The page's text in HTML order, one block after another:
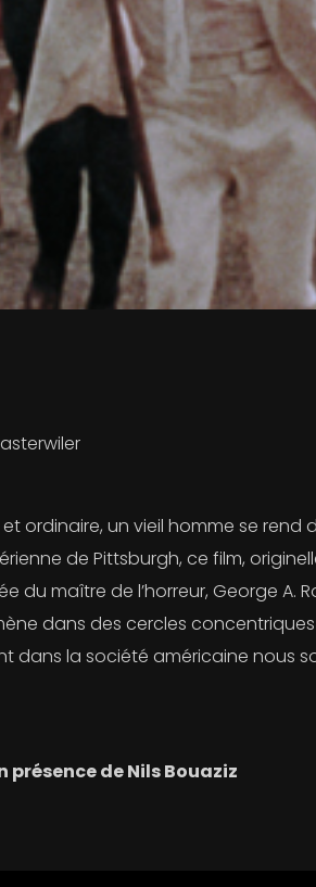
ordinaire, un vieil homme se
de Pittsburgh, ce film,
du maître de l’horreur, George A.
dans des cercles
la société américaine nous
présence de Nils Bouaziz